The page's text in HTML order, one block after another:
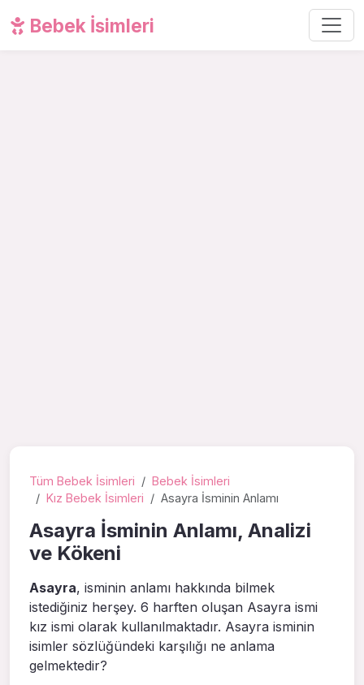
Bebek İsimleri
Tüm Bebek İsimleri
Bebek İsimleri
Kız Bebek İsimleri
Asayra İsminin Anlamı
Asayra İsminin Anlamı, Analizi
ve Kökeni
Asayra, isminin anlamı hakkında bilmek
istediğiniz herşey. 6 harften oluşan Asayra ismi
kız ismi olarak kullanılmaktadır. Asayra isminin
isimler sözlüğündeki karşılığı ne anlama
gelmektedir?